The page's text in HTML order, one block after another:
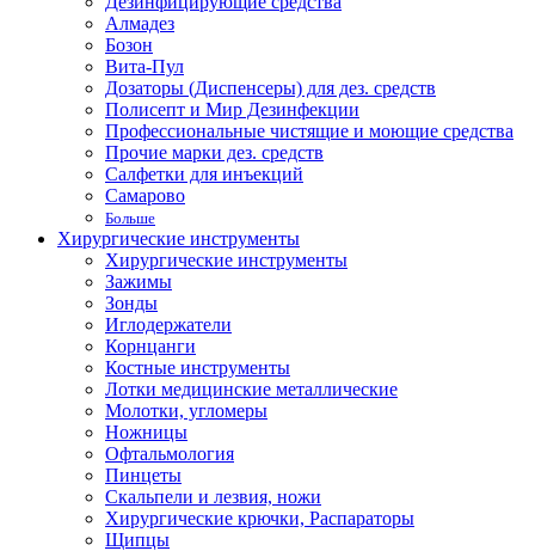
Алмадез
Бозон
Вита-Пул
Дозаторы (Диспенсеры) для дез. средств
Полисепт и Мир Дезинфекции
Профессиональные чистящие и моющие средства
Прочие марки дез. средств
Салфетки для инъекций
Самарово
Больше
Хирургические инструменты
Хирургические инструменты
Зажимы
Зонды
Иглодержатели
Корнцанги
Костные инструменты
Лотки медицинские металлические
Молотки, угломеры
Ножницы
Офтальмология
Пинцеты
Скальпели и лезвия, ножи
Хирургические крючки, Распараторы
Щипцы